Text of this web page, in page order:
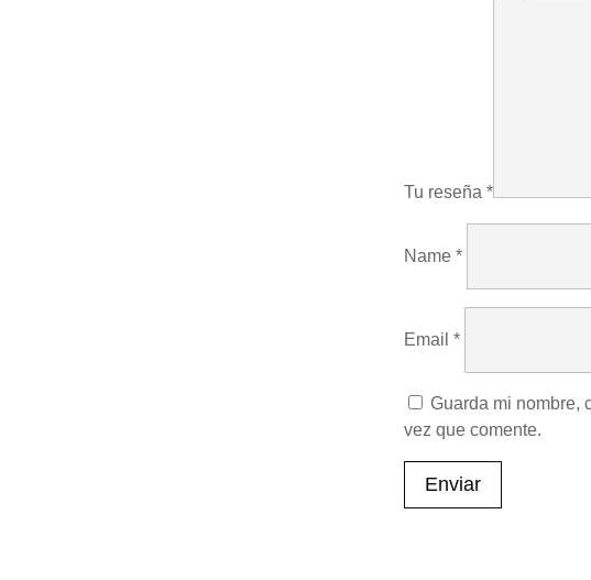
Tu reseña *
Name *
Email *
Guarda mi nombre,
vez que comente.
Enviar